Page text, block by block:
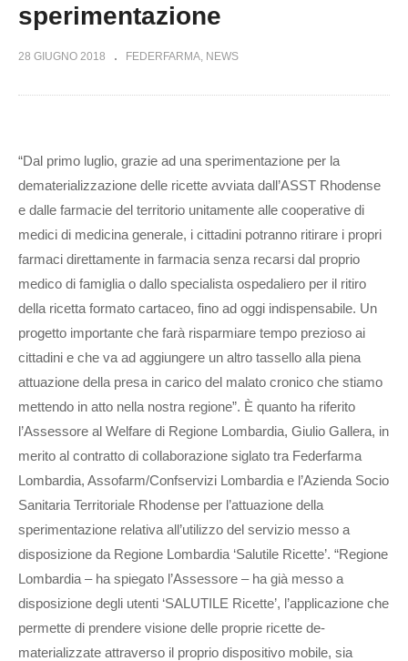
sperimentazione
28 GIUGNO 2018 FEDERFARMA NEWS
“Dal primo luglio, grazie ad una sperimentazione per la
dematerializzazione delle ricette avviata dall’ASST Rhodense
e dalle farmacie del territorio unitamente alle cooperative di
medici di medicina generale, i cittadini potranno ritirare i propri
farmaci direttamente in farmacia senza recarsi dal proprio
medico di famiglia o dallo specialista ospedaliero per il ritiro
della ricetta formato cartaceo, fino ad oggi indispensabile. Un
progetto importante che farà risparmiare tempo prezioso ai
cittadini e che va ad aggiungere un altro tassello alla piena
attuazione della presa in carico del malato cronico che stiamo
mettendo in atto nella nostra regione”. È quanto ha riferito
l’Assessore al Welfare di Regione Lombardia, Giulio Gallera, in
merito al contratto di collaborazione siglato tra Federfarma
Lombardia, Assofarm/Confservizi Lombardia e l’Azienda Socio
Sanitaria Territoriale Rhodense per l’attuazione della
sperimentazione relativa all’utilizzo del servizio messo a
disposizione da Regione Lombardia ‘Salutile Ricette’. “Regione
Lombardia – ha spiegato l’Assessore – ha già messo a
disposizione degli utenti ‘SALUTILE Ricette’, l’applicazione che
permette di prendere visione delle proprie ricette de-
materializzate attraverso il proprio dispositivo mobile, sia